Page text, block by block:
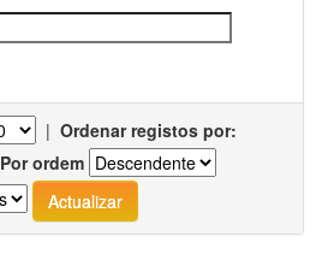
| Ordenar registos por:
Por ordem